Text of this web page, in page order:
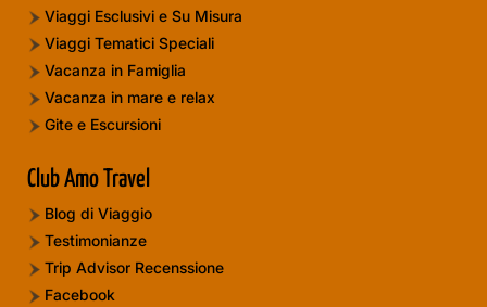
Viaggi Esclusivi e Su Misura
Viaggi Tematici Speciali
Vacanza in Famiglia
Vacanza in mare e relax
Gite e Escursioni
Club Amo Travel
Blog di Viaggio
Testimonianze
Trip Advisor Recenssione
Facebook